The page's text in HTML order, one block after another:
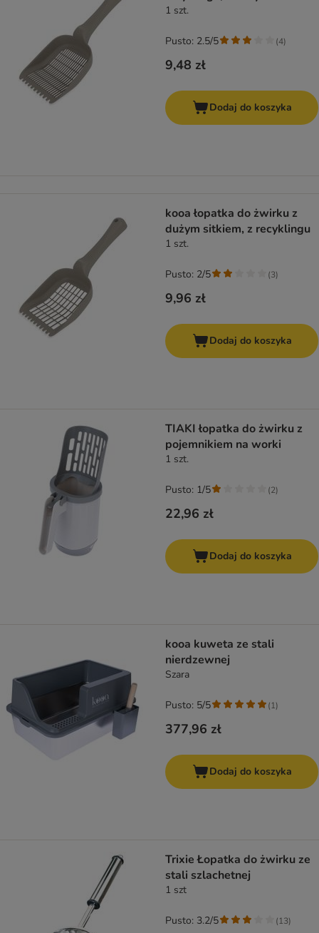
1 szt.
9,48 zł
Pusto: 2.5/5 (4)
Dodaj do koszyka
kooa łopatka do żwirku z
dużym sitkiem, z recyklingu
1 szt.
9,96 zł
Pusto: 2/5 (3)
Dodaj do koszyka
TIAKI łopatka do żwirku z
pojemnikiem na worki
1 szt.
22,96 zł
Pusto: 1/5 (2)
Dodaj do koszyka
kooa kuweta ze stali
nierdzewnej
Szara
377,96 zł
Pusto: 5/5 (1)
Dodaj do koszyka
Trixie Łopatka do żwirku ze
stali szlachetnej
1 szt
Pusto: 3.2/5 (13)